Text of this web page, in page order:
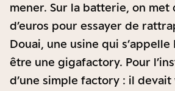
mener. Sur la batterie, on met
d’euros pour essayer de
Douai, une usine qui
être une gigafactory. Pour
d’une simple factory : il devait